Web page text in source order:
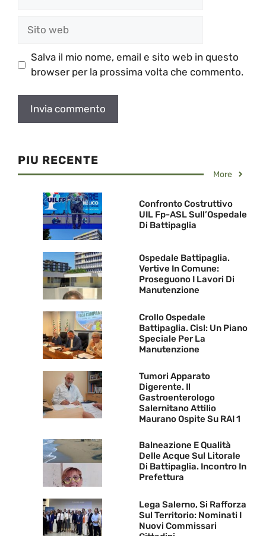
Salva il mio nome, email e sito web in questo
browser per la prossima volta che commento.
PIU RECENTE
More
Confronto Costruttivo
UIL Fp-ASL Sull’Ospedale
Di Battipaglia
Ospedale Battipaglia.
Vertive In Comune:
Proseguono I Lavori Di
Manutenzione
Crollo Ospedale
Battipaglia. Cisl: Un Piano
Speciale Per La
Manutenzione
Tumori Apparato
Digerente. Il
Gastroenterologo
Salernitano Attilio
Maurano Ospite Su RAI 1
Balneazione E Qualità
Delle Acque Sul Litorale
Di Battipaglia. Incontro In
Prefettura
Lega Salerno, Si Rafforza
Sul Territorio: Nominati I
Nuovi Commissari